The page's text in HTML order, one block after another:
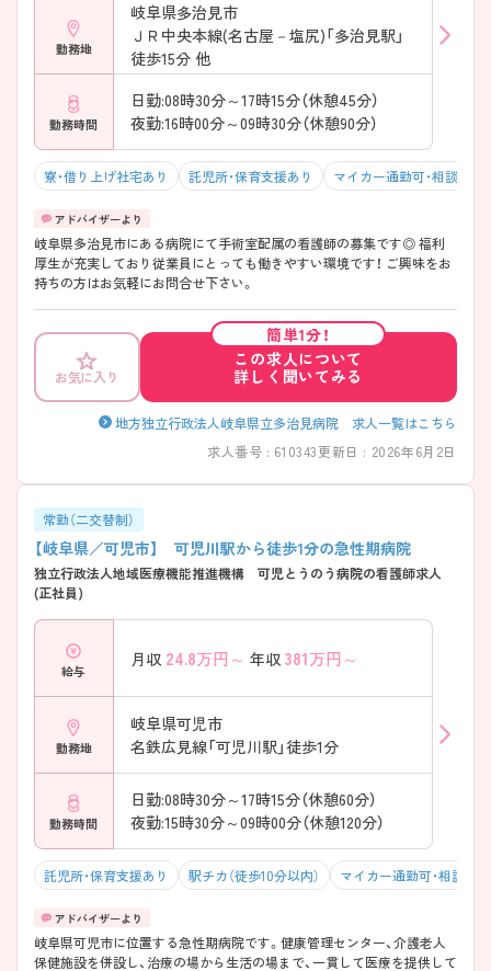
該当件数
クリア
検索する
勤務地
岐阜県多治見市
ＪＲ中央本線(名古屋－塩尻)「多治見駅」
徒歩15分 他
勤務時間
日勤:08時30分～17時15分（休憩45分）
夜勤:16時00分～09時30分（休憩90分）
寮・借り上げ社宅あり 託児所・保育支援あり マイカー通勤可・相談可
岐阜県多治見市にある病院にて手術室配属の看護師の募集です◎ 福利
厚生が充実しており従業員にとっても働きやすい環境です！ ご興味をお
持ちの方はお気軽にお問合せ下さい。
お気に入り
簡単1分！
この求人について
詳しく聞いてみる
地方独立行政法人岐阜県立多治見病院 求人一覧はこちら
求人番号 : 610343更新日 : 2026年6月2日
常勤（二交替制）
【岐阜県／可児市】 可児川駅から徒歩1分の急性期病院
独立行政法人地域医療機能推進機構 可児とうのう病院の看護師求人
(正社員)
給与
月収 24.8万円～ 年収 381万円～
勤務地
岐阜県可児市
名鉄広見線「可児川駅」徒歩1分
勤務時間
日勤:08時30分～17時15分（休憩60分）
夜勤:15時30分～09時00分（休憩120分）
託児所・保育支援あり 駅チカ（徒歩10分以内） マイカー通勤可・相談可
岐阜県可児市に位置する急性期病院です。健康管理センター、介護老人
保健施設を併設し、治療の場から生活の場まで、一貫して医療を提供して